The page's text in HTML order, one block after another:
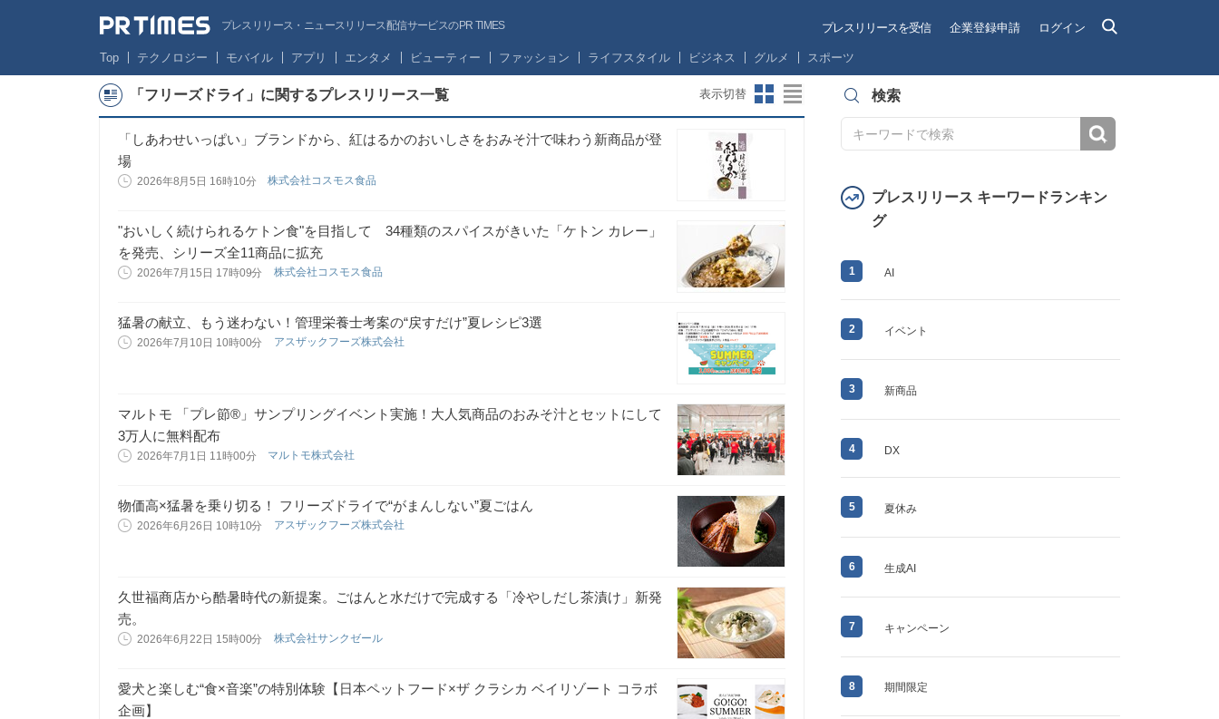
プレスリリース・ニュースリリース配信サービスのPR TIMES プレスリリースを受信 企業登録申請 ログイン
Top テクノロジー モバイル アプリ エンタメ ビューティー ファッション ライフスタイル ビジネス グルメ スポーツ
「フリーズドライ」に関するプレスリリース一覧 表示切替
「しあわせいっぱい」ブランドから、紅はるかのおいしさをおみそ汁で味わう新商品が登
場
2026年8月5日 16時10分 株式会社コスモス食品
"おいしく続けられるケトン食"を目指して 34種類のスパイスがきいた「ケトン カレー」
を発売、シリーズ全11商品に拡充
2026年7月15日 17時09分 株式会社コスモス食品
猛暑の献立、もう迷わない！管理栄養士考案の“戻すだけ”夏レシピ3選
2026年7月10日 10時00分 アスザックフーズ株式会社
マルトモ 「プレ節®」サンプリングイベント実施！大人気商品のおみそ汁とセットにして
3万人に無料配布
2026年7月1日 11時00分 マルトモ株式会社
物価高×猛暑を乗り切る！ フリーズドライで“がまんしない”夏ごはん
2026年6月26日 10時10分 アスザックフーズ株式会社
久世福商店から酷暑時代の新提案。ごはんと水だけで完成する「冷やしだし茶漬け」新発
売。
2026年6月22日 15時00分 株式会社サンクゼール
愛犬と楽しむ“食×音楽”の特別体験【日本ペットフード×ザ クラシカ ベイリゾート コラボ
企画】
検索
プレスリリース キーワードランキン
グ
1 AI
2 イベント
3 新商品
4 DX
5 夏休み
6 生成AI
7 キャンペーン
8 期間限定